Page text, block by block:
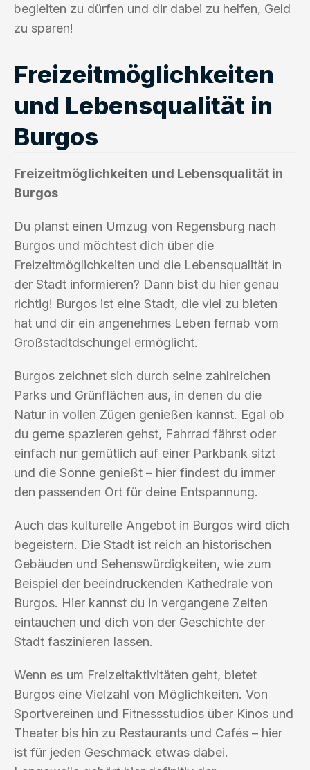
begleiten zu dürfen und dir dabei zu helfen, Geld
zu sparen!
Freizeitmöglichkeiten
und Lebensqualität in
Burgos
Freizeitmöglichkeiten und Lebensqualität in
Burgos
Du planst einen Umzug von Regensburg nach
Burgos und möchtest dich über die
Freizeitmöglichkeiten und die Lebensqualität in
der Stadt informieren? Dann bist du hier genau
richtig! Burgos ist eine Stadt, die viel zu bieten
hat und dir ein angenehmes Leben fernab vom
Großstadtdschungel ermöglicht.
Burgos zeichnet sich durch seine zahlreichen
Parks und Grünflächen aus, in denen du die
Natur in vollen Zügen genießen kannst. Egal ob
du gerne spazieren gehst, Fahrrad fährst oder
einfach nur gemütlich auf einer Parkbank sitzt
und die Sonne genießt – hier findest du immer
den passenden Ort für deine Entspannung.
Auch das kulturelle Angebot in Burgos wird dich
begeistern. Die Stadt ist reich an historischen
Gebäuden und Sehenswürdigkeiten, wie zum
Beispiel der beeindruckenden Kathedrale von
Burgos. Hier kannst du in vergangene Zeiten
eintauchen und dich von der Geschichte der
Stadt faszinieren lassen.
Wenn es um Freizeitaktivitäten geht, bietet
Burgos eine Vielzahl von Möglichkeiten. Von
Sportvereinen und Fitnessstudios über Kinos und
Theater bis hin zu Restaurants und Cafés – hier
ist für jeden Geschmack etwas dabei.